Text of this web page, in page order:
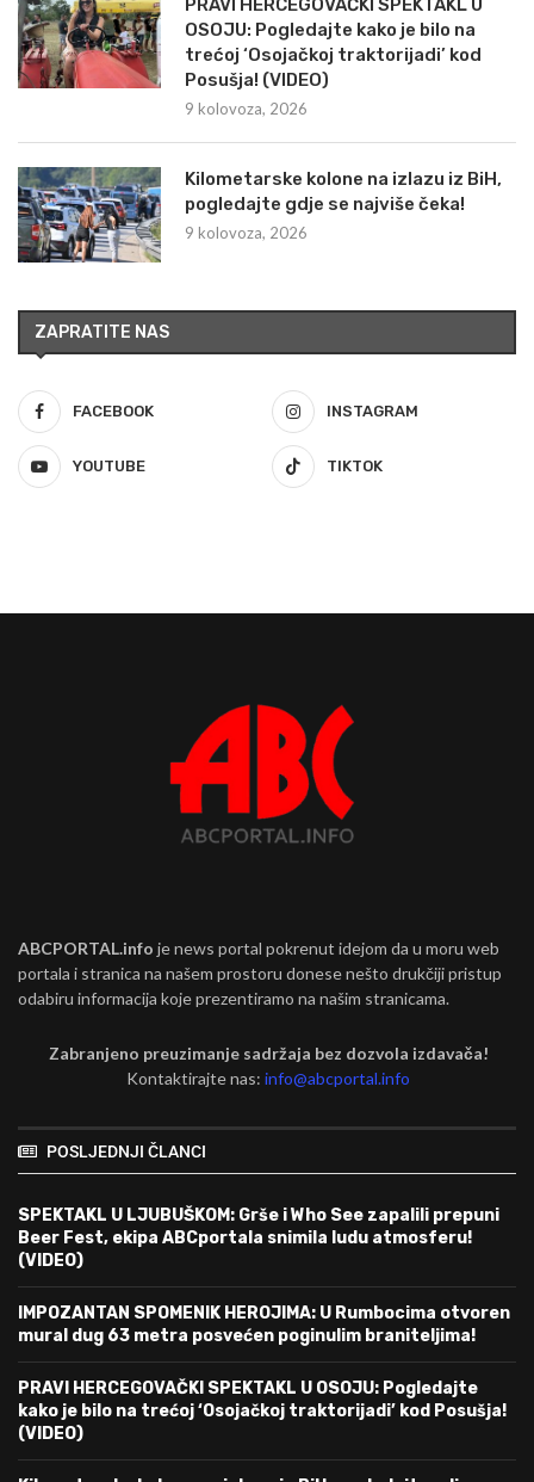
PRAVI HERCEGOVAČKI SPEKTAKL U
OSOJU: Pogledajte kako je bilo na
trećoj ‘Osojačkoj traktorijadi’ kod
Posušja! (VIDEO)
9 kolovoza, 2026
Kilometarske kolone na izlazu iz BiH,
pogledajte gdje se najviše čeka!
9 kolovoza, 2026
ZAPRATITE NAS
FACEBOOK INSTAGRAM
YOUTUBE TIKTOK
ABCPORTAL.info je news portal pokrenut idejom da u moru web
portala i stranica na našem prostoru donese nešto drukčiji pristup
odabiru informacija koje prezentiramo na našim stranicama.
Zabranjeno preuzimanje sadržaja bez dozvola izdavača!
Kontaktirajte nas:info@abcportal.info
POSLJEDNJI ČLANCI
SPEKTAKL U LJUBUŠKOM: Grše i Who See zapalili prepuni
Beer Fest, ekipa ABCportala snimila ludu atmosferu!
(VIDEO)
IMPOZANTAN SPOMENIK HEROJIMA: U Rumbocima otvoren
mural dug 63 metra posvećen poginulim braniteljima!
PRAVI HERCEGOVAČKI SPEKTAKL U OSOJU: Pogledajte
kako je bilo na trećoj ‘Osojačkoj traktorijadi’ kod Posušja!
(VIDEO)